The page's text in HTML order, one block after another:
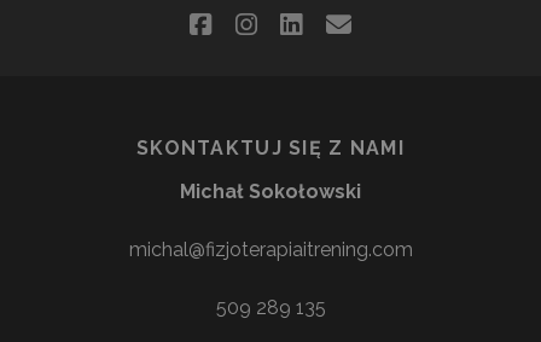
facebookinstagram
linkedin
email
SKONTAKTUJ SIĘ Z NAMI
Michał Sokołowski
michal@fizjoterapiaitrening.com
509 289 135